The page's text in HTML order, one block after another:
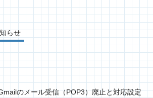
らせ
のメール受信（POP3）廃止と対応設定